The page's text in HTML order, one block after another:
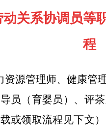
关系协调员等
程
资源管理师、健康管
员（育婴员）、评
或领取流程见下文